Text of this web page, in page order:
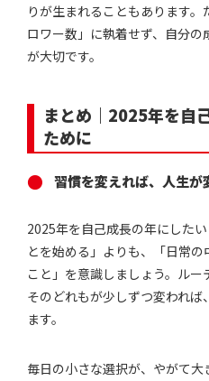
りが生まれることもあります
ロワー数」に執着せず、自分
が大切です。
まとめ｜2025年を自
ために
習慣を変えれば、人生が
2025年を自己成長の年にした
とを始める」よりも、「日常
こと」を意識しましょう。ル
そのどれもが少しずつ変われば
ます。
毎日の小さな選択が、やがて大